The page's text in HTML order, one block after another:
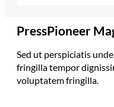
PressPioneer
Sed ut perspiciatis
fringilla tempor
voluptatem fringilla.